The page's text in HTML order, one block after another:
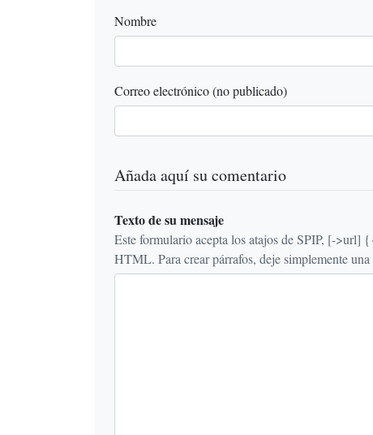
Nombre
Correo electrónico (no publicado)
Añada aquí su comentario
Texto de su mensaje
Este formulario acepta los atajos de SPIP, [->url]
HTML. Para crear párrafos, deje simplemente